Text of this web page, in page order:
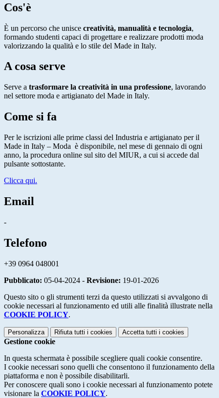
Cos'è
È un percorso che unisce creatività, manualità e tecnologia,
formando studenti capaci di progettare e realizzare prodotti moda
valorizzando la qualità e lo stile del Made in Italy.
A cosa serve
Serve a trasformare la creatività in una professione, lavorando
nel settore moda e artigianato del Made in Italy.
Come si fa
Per le iscrizioni alle prime classi del Industria e artigianato per il
Made in Italy – Moda è disponibile, nel mese di gennaio di ogni
anno, la procedura online sul sito del MIUR, a cui si accede dal
pulsante sottostante.
Clicca qui.
Email
-
Telefono
+39 0964 048001
Pubblicato: 05-04-2024 - Revisione: 19-01-2026
Questo sito o gli strumenti terzi da questo utilizzati si avvalgono di
cookie necessari al funzionamento ed utili alle finalità illustrate nella
COOKIE POLICY.
Personalizza Rifiuta tutti i cookies Accetta tutti i cookies
Gestione cookie
In questa schermata è possibile scegliere quali cookie consentire.
I cookie necessari sono quelli che consentono il funzionamento della
piattaforma e non è possibile disabilitarli.
Per conoscere quali sono i cookie necessari al funzionamento potete
visionare la COOKIE POLICY.